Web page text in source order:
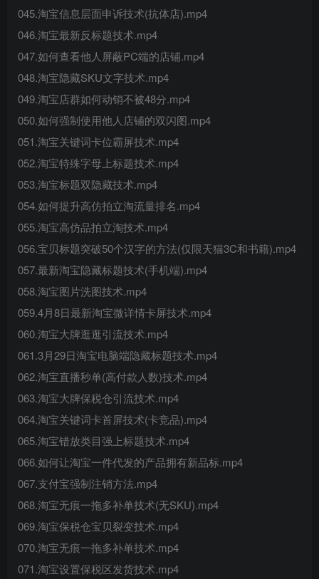
045.淘宝信息层面申诉技术(抗体店).mp4
046.淘宝最新反标题技术.mp4
047.如何查看他人屏蔽PC端的店铺.mp4
048.淘宝隐藏SKU文字技术.mp4
049.淘宝店群如何动销不被48分.mp4
050.如何强制使用他人店铺的双闪图.mp4
051.淘宝关键词卡位霸屏技术.mp4
052.淘宝特殊字母上标题技术.mp4
053.淘宝标题双隐藏技术.mp4
054.如何提升高仿拍立淘流量排名.mp4
055.淘宝高仿品拍立淘技术.mp4
056.宝贝标题突破50个汉字的方法(仅限天猫3C和书籍).mp4
057.最新淘宝隐藏标题技术(手机端).mp4
058.淘宝图片洗图技术.mp4
059.4月8日最新淘宝微详情卡屏技术.mp4
060.淘宝大牌逛逛引流技术.mp4
061.3月29日淘宝电脑端隐藏标题技术.mp4
062.淘宝直播秒单(高付款人数)技术.mp4
063.淘宝大牌保税仓引流技术.mp4
064.淘宝关键词卡首屏技术(卡竞品).mp4
065.淘宝错放类目强上标题技术.mp4
066.如何让淘宝一件代发的产品拥有新品标.mp4
067.支付宝强制注销方法.mp4
068.淘宝无痕一拖多补单技术(无SKU).mp4
069.淘宝保税仓宝贝裂变技术.mp4
070.淘宝无痕一拖多补单技术.mp4
071.淘宝设置保税区发货技术.mp4